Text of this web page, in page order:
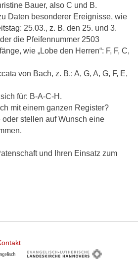
Bauer, also C und B.
Daten besonderer Ereignisse, wie
25.03., z. B. den 25. und 3.
die Pfeifennummer 2503
wie „Lobe den Herren“: F, F, C,
von Bach, z. B.: A, G, A, G, F, E,
für: B-A-C-H.
mit einem ganzen Register?
stellen auf Wunsch eine
und Ihren Einsatz zum